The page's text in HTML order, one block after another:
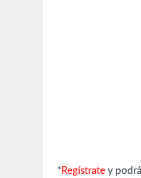
* Regístrate y